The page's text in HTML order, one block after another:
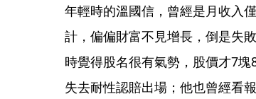
年輕時的溫國信，曾經是月收入
計，偏偏財富不見增長，倒是失
時覺得股名很有氣勢，股價才7
失去耐性認賠出場；他也曾經看